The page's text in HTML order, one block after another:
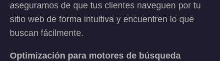
aseguramos de que tus clientes naveguen por tu
sitio web de forma intuitiva y encuentren lo que
buscan fácilmente.
Optimización para motores de búsqueda